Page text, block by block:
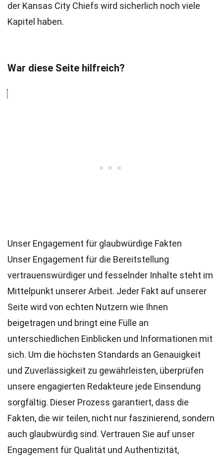
der Kansas City Chiefs wird sicherlich noch viele
Kapitel haben.
War diese Seite hilfreich?
Unser Engagement für glaubwürdige Fakten
Unser Engagement für die Bereitstellung
vertrauenswürdiger und fesselnder Inhalte steht im
Mittelpunkt unserer Arbeit. Jeder Fakt auf unserer
Seite wird von echten Nutzern wie Ihnen
beigetragen und bringt eine Fülle an
unterschiedlichen Einblicken und Informationen mit
sich. Um die höchsten Standards an Genauigkeit
und Zuverlässigkeit zu gewährleisten, überprüfen
unsere engagierten Redakteure jede Einsendung
sorgfältig. Dieser Prozess garantiert, dass die
Fakten, die wir teilen, nicht nur faszinierend, sondern
auch glaubwürdig sind. Vertrauen Sie auf unser
Engagement für Qualität und Authentizität,